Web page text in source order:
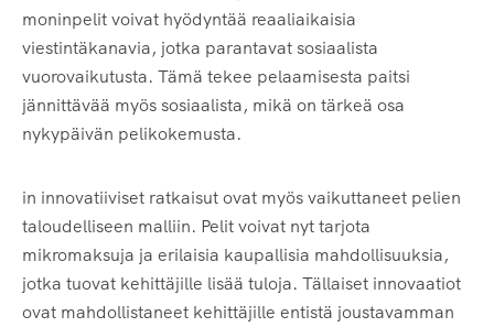
moninpelit voivat hyödyntää reaaliaikaisia
viestintäkanavia, jotka parantavat sosiaalista
vuorovaikutusta. Tämä tekee pelaamisesta paitsi
jännittävää myös sosiaalista, mikä on tärkeä osa
nykypäivän pelikokemusta.
in innovatiiviset ratkaisut ovat myös vaikuttaneet pelien
taloudelliseen malliin. Pelit voivat nyt tarjota
mikromaksuja ja erilaisia kaupallisia mahdollisuuksia,
jotka tuovat kehittäjille lisää tuloja. Tällaiset innovaatiot
ovat mahdollistaneet kehittäjille entistä joustavamman